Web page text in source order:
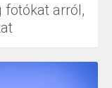
fotókat arról,